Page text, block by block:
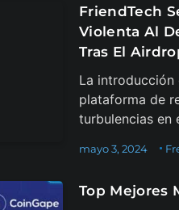
FriendTech
Violenta Al
Tras El
La introducción
plataforma de
turbulencias en
mayo 3, 2024
Top Mejores